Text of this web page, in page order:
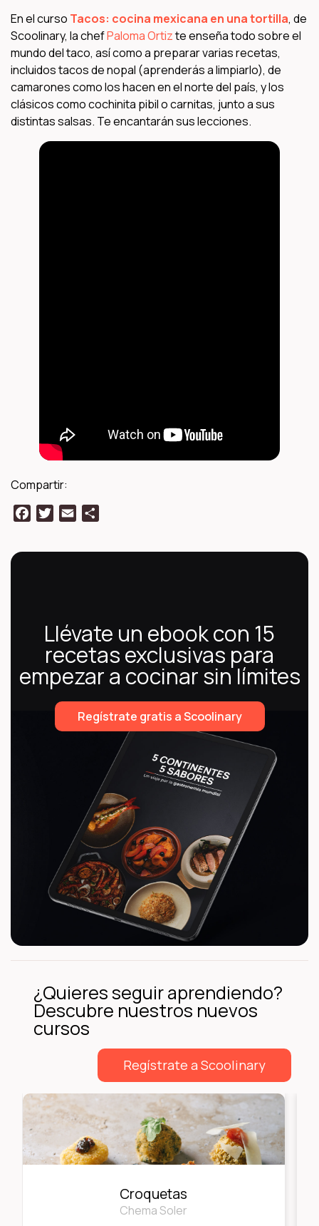
En el curso Tacos: cocina mexicana en una tortilla, de
Scoolinary, la chefPaloma Ortizte enseña todo sobre el
mundo del taco, así como a preparar varias recetas,
incluidos tacos de nopal (aprenderás a limpiarlo), de
camarones como los hacen en el norte del país, y los
clásicos como cochinita pibil o carnitas, junto a sus
distintas salsas. Te encantarán sus lecciones.
Compartir:
FacebookTwitter
Email
Llévate un ebook con 15
recetas exclusivas para
empezar a cocinar sin límites
Regístrate gratis a Scoolinary
¿Quieres seguir aprendiendo?
Descubre nuestros nuevos
cursos
Regístrate a Scoolinary
Croquetas
Chema Soler